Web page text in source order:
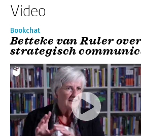
Video
Bookchat
Betteke van Ruler
strategisch